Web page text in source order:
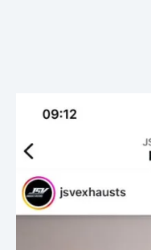
quantité
Ligne
Pot
Echappement